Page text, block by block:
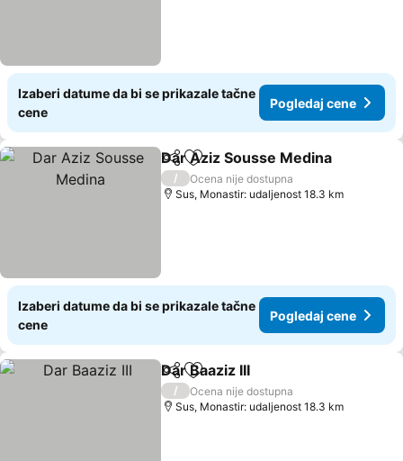
Izaberi datume da bi se prikazale tačne
cene
Pogledaj cene
Deli Dodati u favorite
Dar Aziz Sousse Medina
/
Ocena nije dostupna
Sus, Monastir: udaljenost 18.3 km
Izaberi datume da bi se prikazale tačne
cene
Pogledaj cene
Deli Dodati u favorite
Dar Baaziz III
/
Ocena nije dostupna
Sus, Monastir: udaljenost 18.3 km